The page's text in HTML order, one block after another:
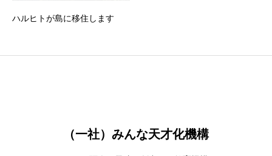
ハルヒトが島に移住します
（一社）みんな天才化機構